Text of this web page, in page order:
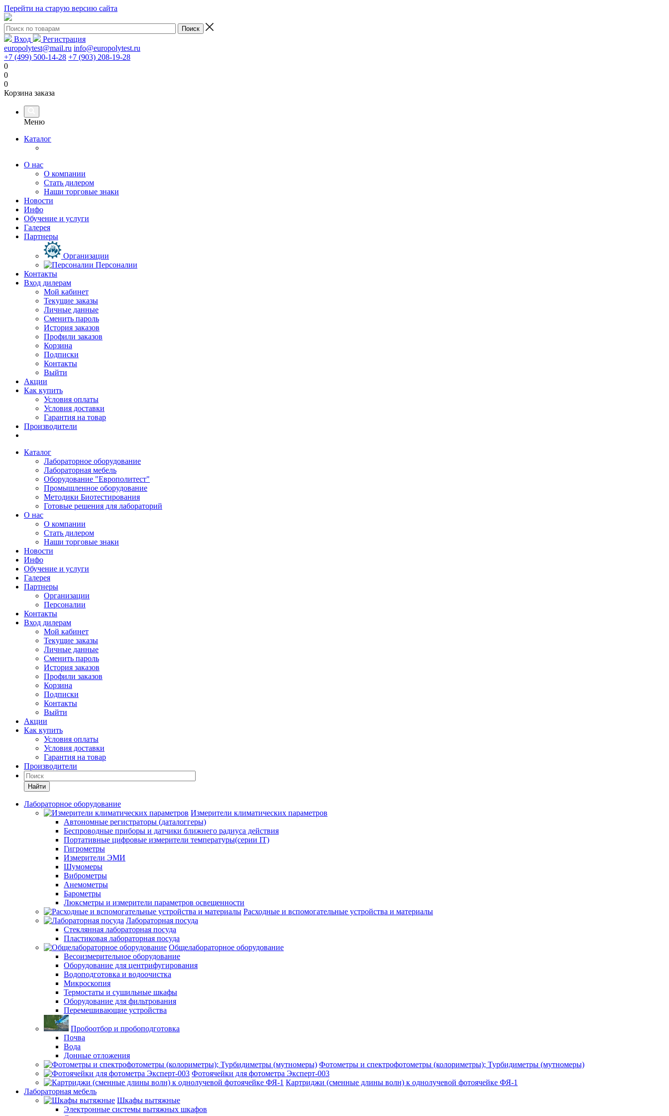
Перейти на старую версию сайта
Вход
Регистрация
europolytest@mail.ru info@europolytest.ru
+7 (499) 500-14-28 +7 (903) 208-19-28
0
0
0
Корзина заказа
Меню
Каталог
О нас
О компании
Стать дилером
Наши торговые знаки
Новости
Инфо
Обучение и услуги
Галерея
Партнеры
Организации
Персоналии
Контакты
Вход дилерам
Мой кабинет
Текущие заказы
Личные данные
Сменить пароль
История заказов
Профили заказов
Корзина
Подписки
Контакты
Выйти
Акции
Как купить
Условия оплаты
Условия доставки
Гарантия на товар
Производители
Каталог
Лабораторное оборудование
Лабораторная мебель
Оборудование "Европолитест"
Промышленное оборудование
Методики Биотестирования
Готовые решения для лабораторий
О нас
О компании
Стать дилером
Наши торговые знаки
Новости
Инфо
Обучение и услуги
Галерея
Партнеры
Организации
Персоналии
Контакты
Вход дилерам
Мой кабинет
Текущие заказы
Личные данные
Сменить пароль
История заказов
Профили заказов
Корзина
Подписки
Контакты
Выйти
Акции
Как купить
Условия оплаты
Условия доставки
Гарантия на товар
Производители
Найти
Лабораторное оборудование
Измерители климатических параметров
Автономные регистраторы (даталоггеры)
Беспроводные приборы и датчики ближнего радиуса действия
Портативные цифровые измерители температуры(серии IT)
Гигрометры
Измерители ЭМИ
Шумомеры
Виброметры
Анемометры
Барометры
Люксметры и измерители параметров освещенности
Расходные и вспомогательные устройства и материалы
Лабораторная посуда
Стеклянная лабораторная посуда
Пластиковая лабораторная посуда
Общелабораторное оборудование
Весоизмерительное оборудование
Оборудование для центрифугирования
Водоподготовка и водоочистка
Микроскопия
Термостаты и сушильные шкафы
Оборудование для фильтрования
Перемешивающие устройства
Пробоотбор и пробоподготовка
Почва
Вода
Донные отложения
Фотометры и спектрофотометры (колориметры); Турбидиметры (мутномеры)
Фотоячейки для фотометра Эксперт-003
Картриджи (сменные длины волн) к однолучевой фотоячейке ФЯ-1
Лабораторная мебель
Шкафы вытяжные
Электронные системы вытяжных шкафов